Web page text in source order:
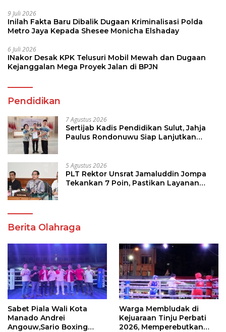
9 Juli 2026
Inilah Fakta Baru Dibalik Dugaan Kriminalisasi Polda
Metro Jaya Kepada Shesee Monicha Elshaday
6 Juli 2026
INakor Desak KPK Telusuri Mobil Mewah dan Dugaan
Kejanggalan Mega Proyek Jalan di BPJN
Pendidikan
7 Agustus 2026
Sertijab Kadis Pendidikan Sulut, Jahja
Paulus Rondonuwu Siap Lanjutkan
5 Agustus 2026
PLT Rektor Unsrat Jamaluddin Jompa
Tekankan 7 Poin, Pastikan Layanan
Berita Olahraga
Sabet Piala Wali Kota
Manado Andrei
Angouw,Sario Boxing
Warga Membludak di
Kejuaraan Tinju Perbati
2026, Memperebutkan